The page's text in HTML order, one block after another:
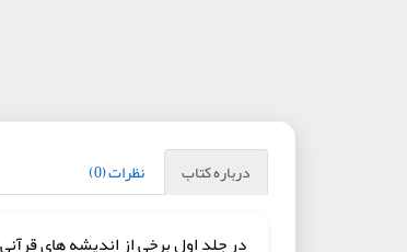
درباره کتاب نظرات (0)
در جلد اول برخی از اندیشه های